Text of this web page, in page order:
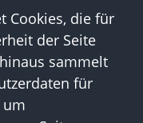
Cookies, die für
der Seite
sammelt
für
um